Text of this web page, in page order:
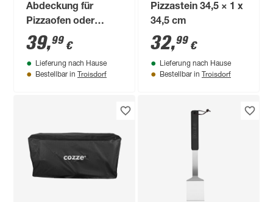
Abdeckung für
Pizzaofen oder
Planchagrill schwarz
225 x 86 x 360 cm
39,99 €
Lieferung nach Hause
Bestellbar in Troisdorf
Pizzastein 34,5 × 1 x
34,5 cm
32,99 €
Lieferung nach Hause
Bestellbar in Troisdorf